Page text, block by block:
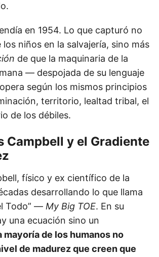
en 1954. Lo que capturó no
los niños en la salvajería, sino más
de que la maquinaria de la
— despojada de su lenguaje
según los mismos principios
territorio, lealtad tribal, el
de los débiles.
Campbell y el Gradiente
físico y ex científico de la
desarrollando lo que llama
Todo” — My Big TOE. En su
una ecuación sino un
mayoría de los humanos no
de madurez que creen que